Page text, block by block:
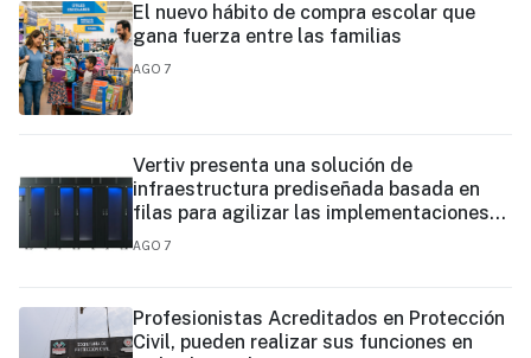
El nuevo hábito de compra escolar que
gana fuerza entre las familias
AGO 7
Vertiv presenta una solución de
infraestructura prediseñada basada en
filas para agilizar las implementaciones
de centros de datos en el borde y de IA en
AGO 7
Profesionistas Acreditados en Protección
Civil, pueden realizar sus funciones en